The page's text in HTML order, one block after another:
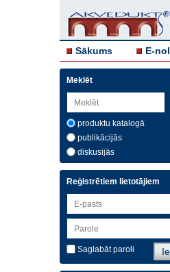
Sākums E-
Meklēt
produktu katalogā
publikācijās
diskusijās
Reģistrētiem lietotājiem
Saglabāt paroli